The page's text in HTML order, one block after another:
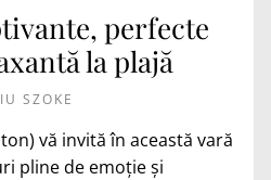
perfecte
la plajă
SZOKE
vă invită în această vară
pline de emoție și